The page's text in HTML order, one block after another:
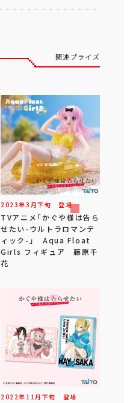
関連プライズ
2023年3 月下旬 登場
TVアニメ「かぐや様は告ら
せたい-ウルトラロマンテ
ィック-」 Aqua Float
Girls フィギュア 藤原千
花
2022年 11 月 下旬 登場